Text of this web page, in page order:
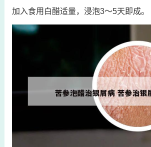
加入食用白醋适量，浸泡3～5天即成。